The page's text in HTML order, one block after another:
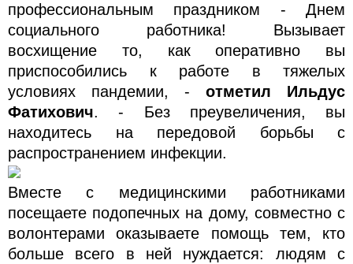
профессиональным праздником - Днем
социального работника! Вызывает
восхищение то, как оперативно вы
приспособились к работе в тяжелых
условиях пандемии, - отметил Ильдус
Фатихович. - Без преувеличения, вы
находитесь на передовой борьбы с
распространением инфекции.
Вместе с медицинскими работниками
посещаете подопечных на дому, совместно с
волонтерами оказываете помощь тем, кто
больше всего в ней нуждается: людям с